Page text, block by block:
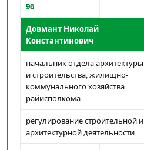
96
Довмант Николай
Константинович
начальник отдела архитектуры
и строительства, жилищно-
коммунального хозяйства
райисполкома
регулирование строительной и
архитектурной деятельности